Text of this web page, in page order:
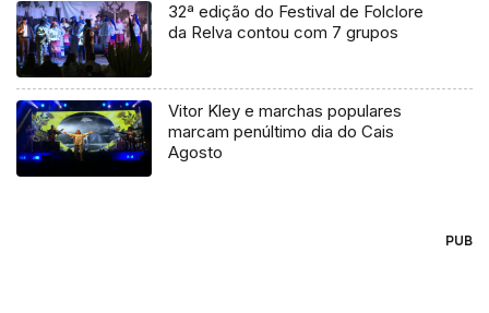
32ª edição do Festival de Folclore
da Relva contou com 7 grupos
Vitor Kley e marchas populares
marcam penúltimo dia do Cais
Agosto
PUB